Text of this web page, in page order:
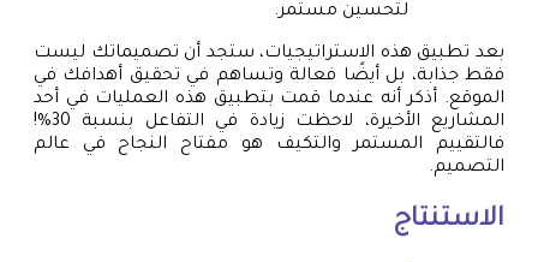
لتحسين مستمر.
بعد تطبيق هذه الاستراتيجيات، ستجد أن تصميماتك ليست
فقط جذابة، بل أيضًا فعالة وتساهم في تحقيق أهدافك في
الموقع. أذكر أنه عندما قمت بتطبيق هذه العمليات في أحد
المشاريع الأخيرة، لاحظت زيادة في التفاعل بنسبة 30%!
فالتقييم المستمر والتكيف هو مفتاح النجاح في عالم
التصميم.
الاستنتاج